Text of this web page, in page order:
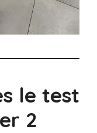
le test
2